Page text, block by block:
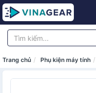
Trang chủ Phụ kiện máy tính